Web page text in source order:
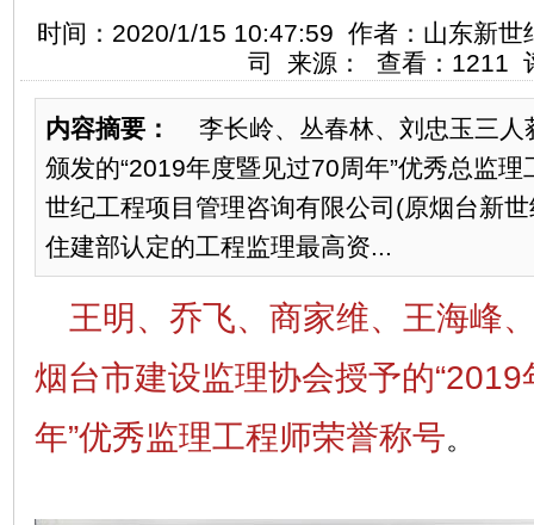
时间：2020/1/15 10:47:59 作者：山东新世
司 来源： 查看：1211
内容摘要：
李长岭、丛春林、刘忠玉三人
颁发的“2019年度暨见过70周年”优秀总监
世纪工程项目管理咨询有限公司(原烟台新
住建部认定的工程监理最高资...
王明、乔飞、商家维、王海峰
烟台市建设监理协会授予的
年”优秀监理工程师荣誉称号。